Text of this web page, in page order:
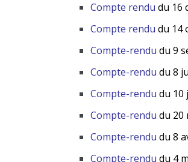
Compte rendu du 16
Compte rendu du 14
Compte-rendu du 9
Compte-rendu du 8
Compte-rendu du 10
Compte-rendu du 20
Compte-rendu du 8
Compte-rendu du 4